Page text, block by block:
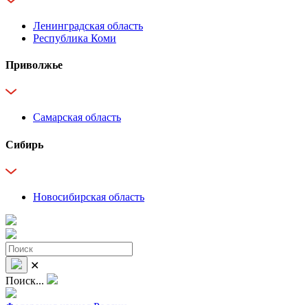
Ленинградская область
Республика Коми
Приволжье
Самарская область
Сибирь
Новосибирская область
✕
Поиск...